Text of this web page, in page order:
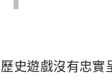
歷史遊戲沒有忠實